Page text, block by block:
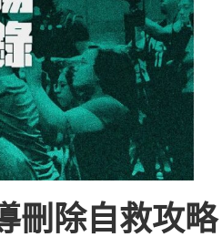
刪除自救攻略